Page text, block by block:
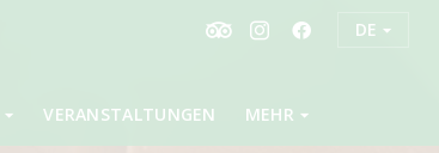
DE
VERANSTALTUNGEN MEHR